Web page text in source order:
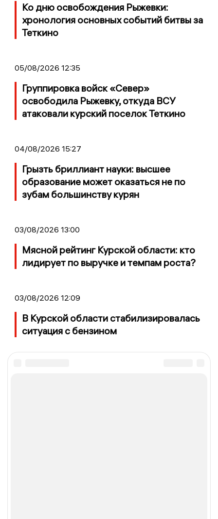
Ко дню освобождения Рыжевки:
хронология основных событий битвы за
Теткино
05/08/2026 12:35
Группировка войск «Север»
освободила Рыжевку, откуда ВСУ
атаковали курский поселок Теткино
04/08/2026 15:27
Грызть бриллиант науки: высшее
образование может оказаться не по
зубам большинству курян
03/08/2026 13:00
Мясной рейтинг Курской области: кто
лидирует по выручке и темпам роста?
03/08/2026 12:09
В Курской области стабилизировалась
ситуация с бензином